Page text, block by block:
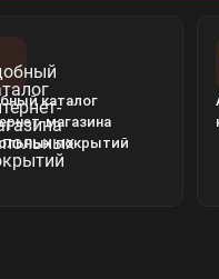
каталог
магазина
покрытий